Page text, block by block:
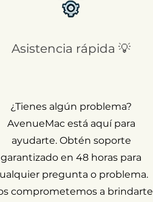
Asistencia rápida 💡
¿Tienes algún problema?
AvenueMac está aquí para
ayudarte. Obtén soporte
garantizado en 48 horas para
pregunta o problema.
comprometemos a brindarte